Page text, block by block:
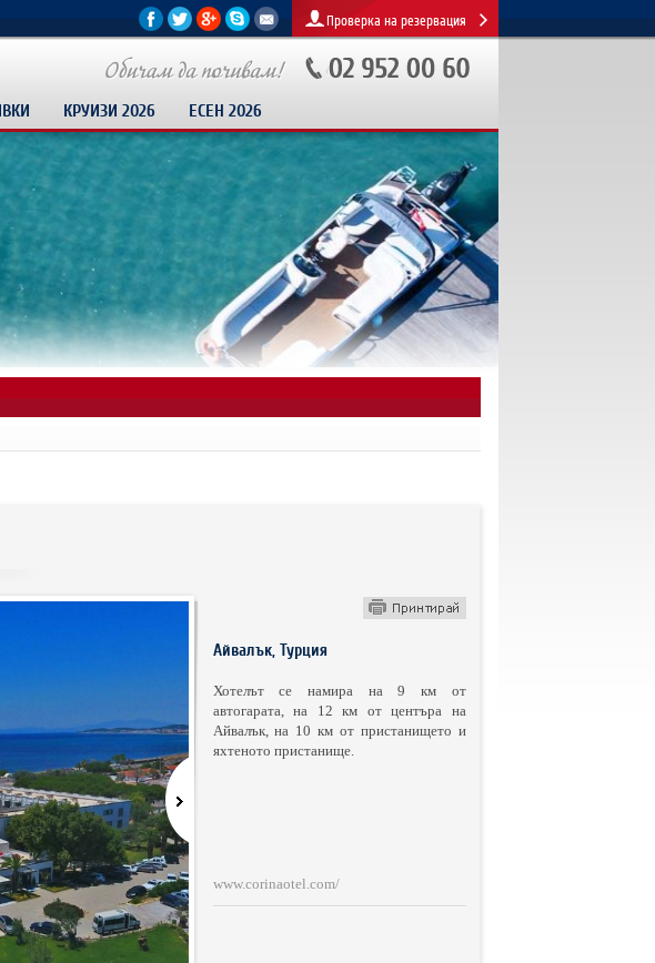
Проверка на резервация
КРУИЗИ 2026 ЕСЕН 2026
Айвалък, Турция
Хотелът се намира на 9 км от
автогарата, на 12 км от центъра на
Айвалък, на 10 км от пристанището и
яхтеното пристанище.
www.corinaotel.com/